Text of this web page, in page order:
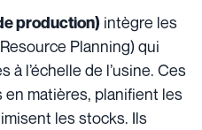
production) intègre les
Planning) qui
l’échelle de l’usine. Ces
matières, planifient les
les stocks. Ils